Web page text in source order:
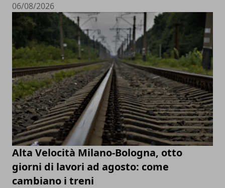
06/08/2026
Alta Velocità Milano-Bologna, otto
giorni di lavori ad agosto: come
cambiano i treni